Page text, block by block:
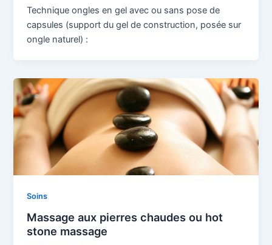
Technique ongles en gel avec ou sans pose de
capsules (support du gel de construction, posée sur
ongle naturel) :
Soins
Massage aux pierres chaudes ou hot
stone massage